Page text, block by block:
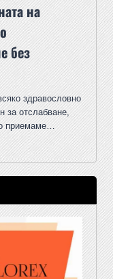
на
без
здравословно
за отслабване,
приемаме…